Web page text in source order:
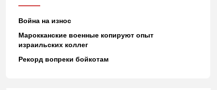
Война на износ
Марокканские военные копируют опыт
израильских коллег
Рекорд вопреки бойкотам